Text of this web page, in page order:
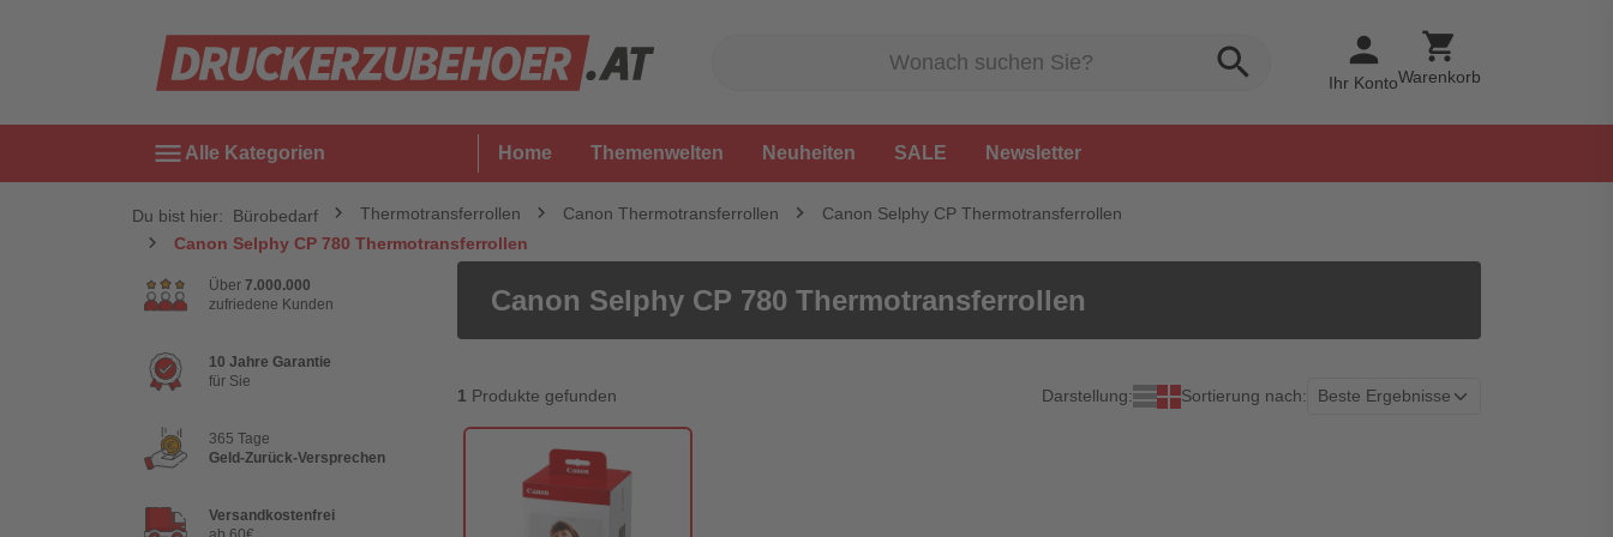
search person
Ihr Konto
shopping_cart
Warenkorb
menu Alle Kategorien Home Themenwelten Neuheiten SALE Newsletter
Du bist hier: Bürobedarf Thermotransferrollen Canon Thermotransferrollen
Canon Selphy CP Thermotransferrollen
Canon Selphy CP 780 Thermotransferrollen
Canon Selphy CP 780 Thermotransferrollen
Über 7.000.000
zufriedene Kunden
10 Jahre Garantie
für Sie
365 Tage
Geld-Zurück-Versprechen
Versandkostenfrei
1 Produkte gefunden Darstellung: Sortierung nach: